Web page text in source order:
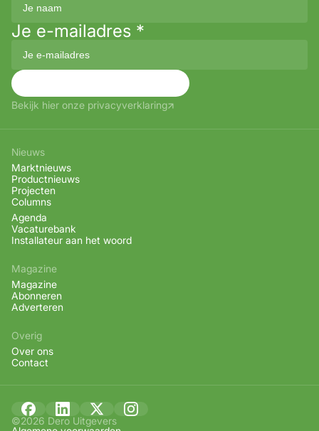
Je e-mailadres *
Bekijk hier onze privacyverklaring
Nieuws
Marktnieuws
Productnieuws
Projecten
Columns
Agenda
Vacaturebank
Installateur aan het woord
Magazine
Magazine
Abonneren
Adverteren
Overig
Over ons
Contact
©2026 Dero Uitgevers